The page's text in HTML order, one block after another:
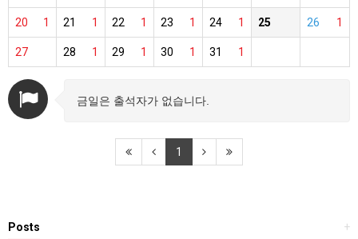
1
20 1
21 1
22 1
23 1
24 25 1
26
27 1
28 1
29 1
30 1
31
금일은 출석자가 없습니다.
1
+
Posts